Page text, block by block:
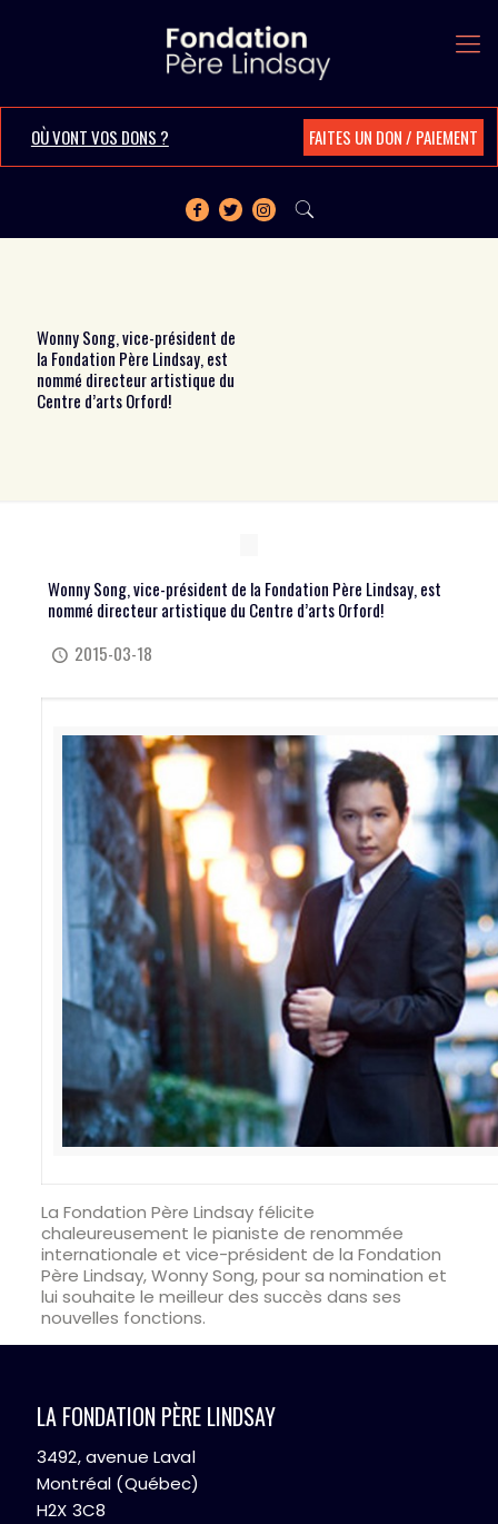
OÙ VONT VOS DONS ? FAITES UN DON / PAIEMENT
Wonny Song, vice-président de
la Fondation Père Lindsay, est
nommé directeur artistique du
Centre d’arts Orford!
Wonny Song, vice-président de la Fondation Père Lindsay, est
nommé directeur artistique du Centre d’arts Orford!
2015-03-18
La Fondation Père Lindsay félicite
chaleureusement le pianiste de renommée
internationale et vice-président de la Fondation
Père Lindsay, Wonny Song, pour sa nomination et
lui souhaite le meilleur des succès dans ses
nouvelles fonctions.
LA FONDATION PÈRE LINDSAY
3492, avenue Laval
Montréal (Québec)
H2X 3C8